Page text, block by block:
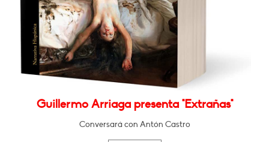
Guillermo Arriaga presenta "Extrañas"
Conversará con Antón Castro